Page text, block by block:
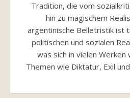
Tradition, die vom
hin zu magischem
argentinische Belletristik ist
politischen und sozialen
was sich in vielen
Themen wie Diktatur, Exil